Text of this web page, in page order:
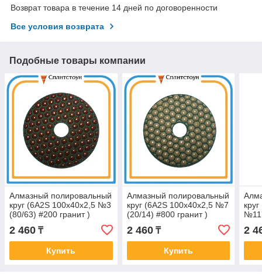
Возврат товара в течение 14 дней по договоренности
Все условия возврата
Подобные товары компании
Алмазный полировальный
круг (6A2S 100x40x2,5 №3
(80/63) #200 гранит )
Professional
2 460 ₸
Купить
Алмазный полировальный
круг (6A2S 100x40x2,5 №7
(20/14) #800 гранит )
Professional
2 460₸
Купить
№11
2